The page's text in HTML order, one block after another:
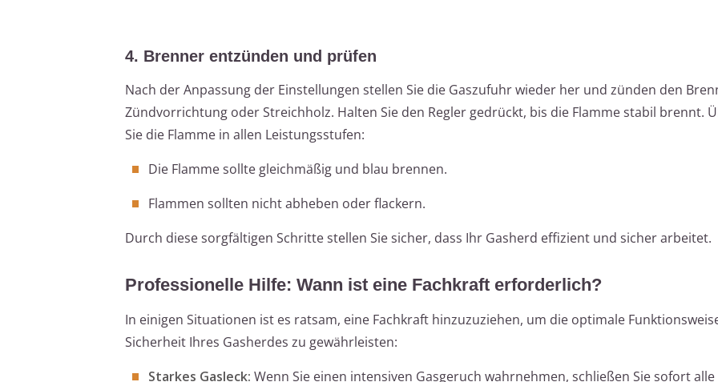
4. Brenner entzünden und prüfen
Nach der Anpassung der Einstellungen stellen Sie die Gaszufuhr wieder her und zünden den
Zündvorrichtung oder Streichholz. Halten Sie den Regler gedrückt, bis die Flamme stabil brennt.
Sie die Flamme in allen Leistungsstufen:
Die Flamme sollte gleichmäßig und blau brennen.
Flammen sollten nicht abheben oder flackern.
Durch diese sorgfältigen Schritte stellen Sie sicher, dass Ihr Gasherd effizient und sicher arbeitet.
Professionelle Hilfe: Wann ist eine Fachkraft erforderlich?
In einigen Situationen ist es ratsam, eine Fachkraft hinzuzuziehen, um die optimale
Sicherheit Ihres Gasherdes zu gewährleisten:
Starkes Gasleck: Wenn Sie einen intensiven Gasgeruch wahrnehmen, schließen Sie sofort alle